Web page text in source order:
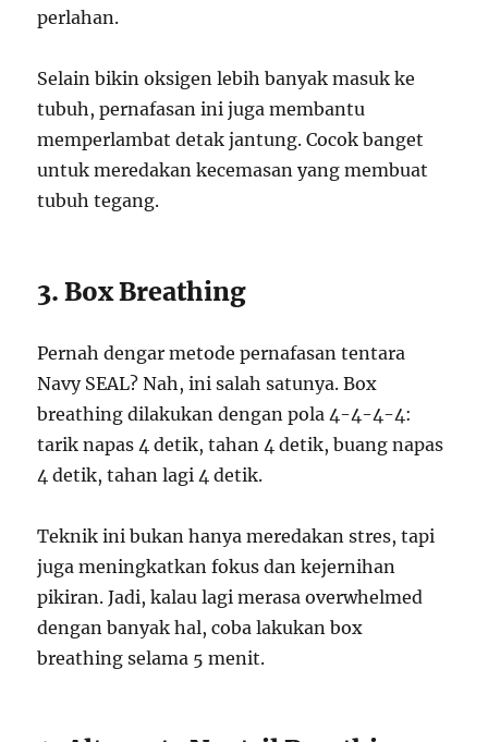
perlahan.
Selain bikin oksigen lebih banyak masuk ke
tubuh, pernafasan ini juga membantu
memperlambat detak jantung. Cocok banget
untuk meredakan kecemasan yang membuat
tubuh tegang.
3. Box Breathing
Pernah dengar metode pernafasan tentara
Navy SEAL? Nah, ini salah satunya. Box
breathing dilakukan dengan pola 4-4-4-4:
tarik napas 4 detik, tahan 4 detik, buang napas
4 detik, tahan lagi 4 detik.
Teknik ini bukan hanya meredakan stres, tapi
juga meningkatkan fokus dan kejernihan
pikiran. Jadi, kalau lagi merasa overwhelmed
dengan banyak hal, coba lakukan box
breathing selama 5 menit.